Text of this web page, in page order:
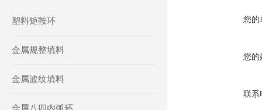
塑料矩鞍环
金属规整填料
金属波纹填料
金属八四内弧环
您的
您的
联系